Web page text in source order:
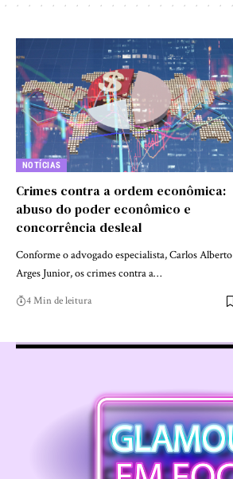
NOTÍCIAS
Crimes contra a ordem econômica:
abuso do poder econômico e
concorrência desleal
Conforme o advogado especialista, Carlos Alberto
Arges Junior, os crimes contra a…
4 Min de leitura